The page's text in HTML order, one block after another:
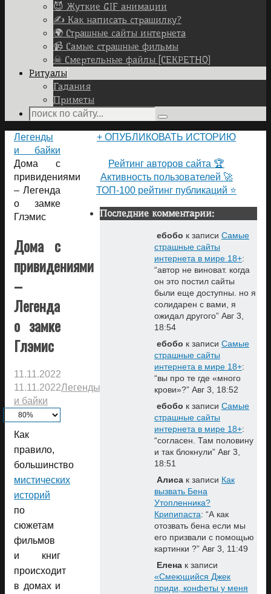
😈 Жуткие GIF анимации
✍ Как написать страшилку?
🌍 Страшные сайты интернета
📹 Самые страшные фильмы
☠ Смертельные файлы [СЕКРЕТНО]
Ритуалы
Гадания
Приметы
Search
Search
Home
Легенды
и байки
Дома с
привидениями
– Легенда
о замке
Глэмис
Дома с
привидениями
–
Легенда
о замке
Глэмис
11.11.2022
11.11.2022Легенды
и байки
Как
правило,
большинство
мистических
историй
по
сюжетам
фильмов
и книг
происходит
в домах и
+ ОПУБЛИКОВАТЬ ИСТОРИЮ
Рейтинг авторов сайта 🏆
Активность пользователей 🚀
ТОП-100 рейтинг публикаций ⭐
Последние комментарии:
ебобо к записи Самые
страшные сайты
интернета в мире 18+:
“автор не виноват. когда
он это постил сайты
были еще доступны. но я
солидарен с вами, я
ожидал другого” Авг 3,
18:54
ебобо к записи Самые
страшные сайты
интернета в мире 18+:
“вы про те где «много
крови»?” Авг 3, 18:52
ебобо к записи Самые
страшные сайты
интернета в мире 18+:
“согласен. Там половину
и так блокнули” Авг 3,
18:51
Алиса к записи Как
вызвать Бена
Утопленника?
Крипипаста: “А как
отозвать бена если мы
его призвали с помощью
картинки ?” Авг 3, 11:49
Елена к записи
«Смеющийся Джек
приди, конфеты у меня